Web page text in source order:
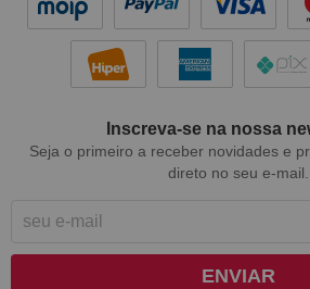
Inscreva-se na nossa
Seja o primeiro a receber novidades e
direto no seu e-mail.
ENVIAR